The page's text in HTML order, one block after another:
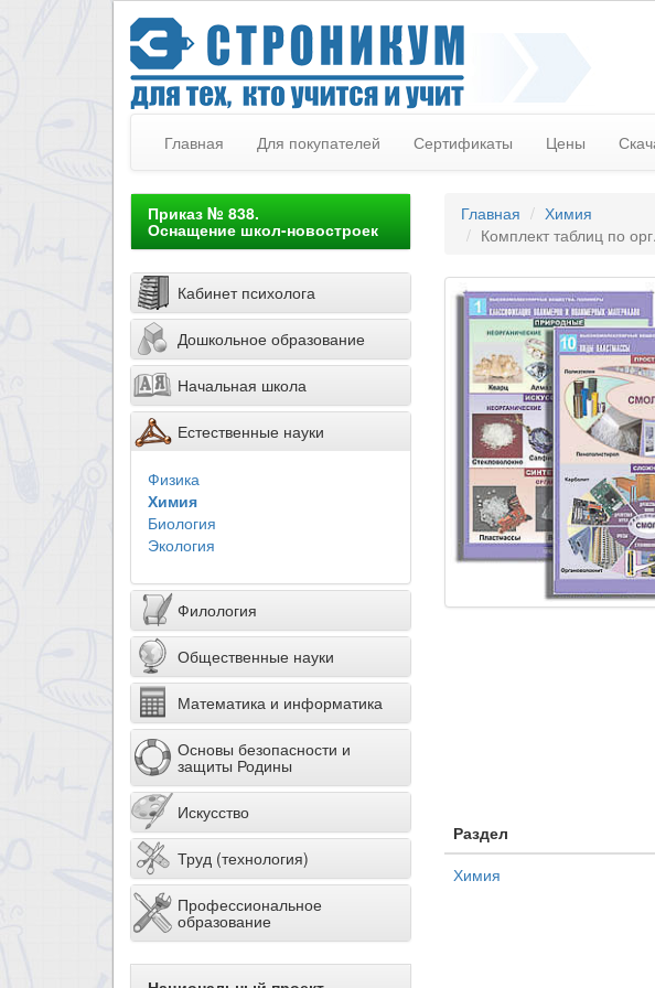
Главная Для покупателей Сертификаты Цены
Приказ № 838.
Оснащение школ-новостроек
Кабинет психолога
Дошкольное образование
Начальная школа
Естественные науки
Физика
Химия
Биология
Экология
Филология
Общественные науки
Математика и информатика
Основы безопасности и
защиты Родины
Искусство
Труд (технология)
Профессиональное
образование
Главная
Химия
Комплект таблиц по
Раздел
Химия